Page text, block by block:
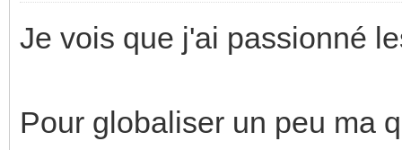
Je vois que j'ai passionné
Pour globaliser un peu ma